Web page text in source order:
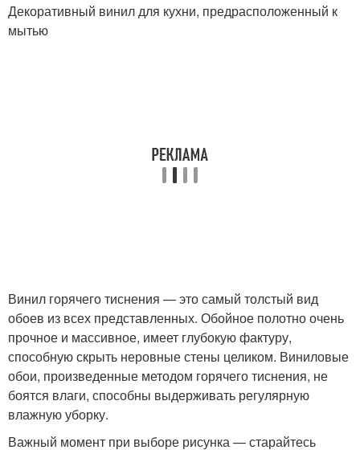
Декоративный винил для кухни, предрасположенный к
мытью
Винил горячего тиснения — это самый толстый вид
обоев из всех представленных. Обойное полотно очень
прочное и массивное, имеет глубокую фактуру,
способную скрыть неровные стены целиком. Виниловые
обои, произведенные методом горячего тиснения, не
боятся влаги, способны выдерживать регулярную
влажную уборку.
Важный момент при выборе рисунка — старайтесь